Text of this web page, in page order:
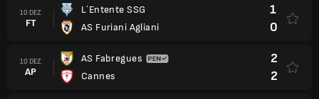
10 DEZ.
FT
L´Entente SSG
AS Furiani Agliani
1
0
10 DEZ.
AP
AS Fabregues
Cannes
2
2